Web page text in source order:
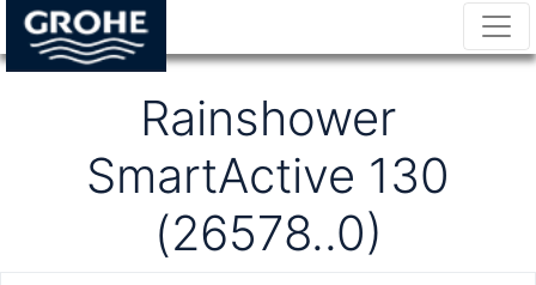
Rainshower
SmartActive 130
(26578..0)